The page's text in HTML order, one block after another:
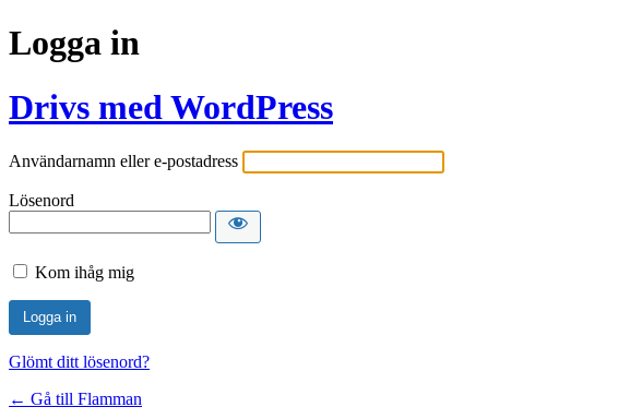
Logga in
Drivs med WordPress
Användarnamn eller e-postadress
Lösenord
Kom ihåg mig
Glömt ditt lösenord?
← Gå till Flamman